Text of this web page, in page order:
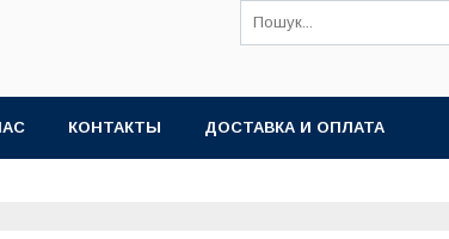
КОНТАКТЫ ДОСТАВКА И ОПЛАТА